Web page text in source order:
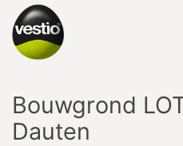
Bouwgrond
Dauten